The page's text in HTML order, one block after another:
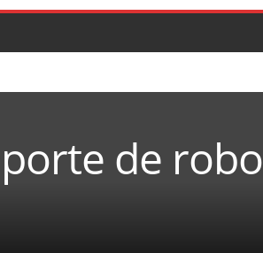
de robo